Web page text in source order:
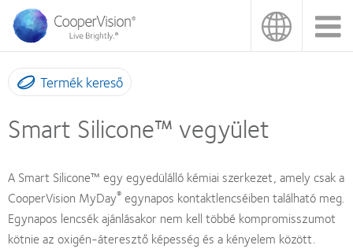
Ugrás
tartalomra
Termék kereső
Smart Silicone™ vegyület
A Smart Silicone™ egy egyedülálló kémiai szerkezet, amely csak a
CooperVision MyDay® egynapos kontaktlencséiben található meg.
Egynapos lencsék ajánlásakor nem kell többé kompromisszumot
kötnie az oxigén-áteresztő képesség és a kényelem között.